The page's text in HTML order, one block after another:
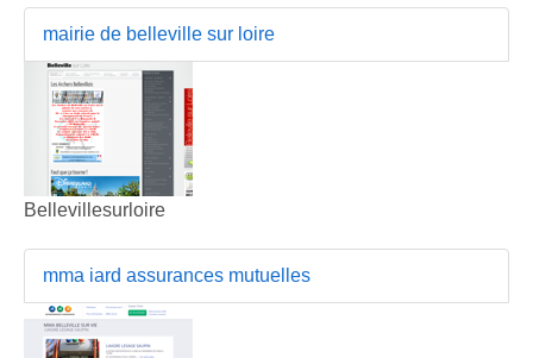
mairie de belleville sur loire
Bellevillesurloire
mma iard assurances mutuelles